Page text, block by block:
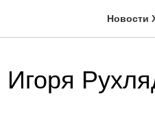
Новости
Игоря